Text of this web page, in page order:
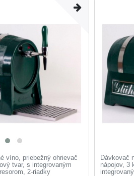
víno, priebežný ohrievač
tvar, s integrovaným
2-riadky
Dávkovač
nápojov, 3